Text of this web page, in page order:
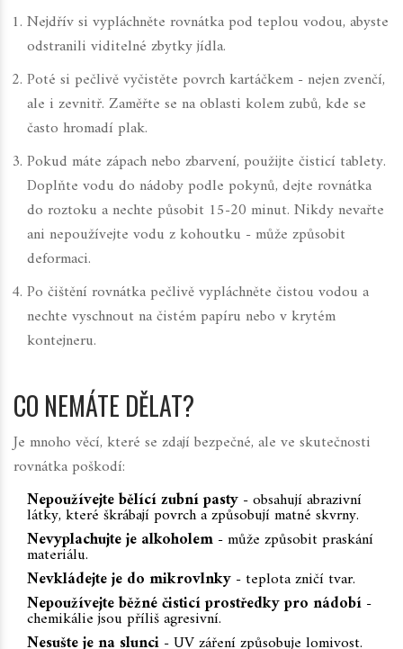
Nejdřív si vypláchněte rovnátka pod teplou vodou, abyste
odstranili viditelné zbytky jídla.
Poté si pečlivě vyčistěte povrch kartáčkem - nejen zvenčí,
ale i zevnitř. Zaměřte se na oblasti kolem zubů, kde se
často hromadí plak.
Pokud máte zápach nebo zbarvení, použijte čisticí tablety.
Doplňte vodu do nádoby podle pokynů, dejte rovnátka
do roztoku a nechte působit 15-20 minut. Nikdy nevařte
ani nepoužívejte vodu z kohoutku - může způsobit
deformaci.
Po čištění rovnátka pečlivě vypláchněte čistou vodou a
nechte vyschnout na čistém papíru nebo v krytém
kontejneru.
CO NEMÁTE DĚLAT?
Je mnoho věcí, které se zdají bezpečné, ale ve skutečnosti
rovnátka poškodí:
Nepoužívejte bělící zubní pasty - obsahují abrazivní
látky, které škrábají povrch a způsobují matné skvrny.
Nevyplachujte je alkoholem - může způsobit praskání
materiálu.
Nevkládejte je do mikrovlnky - teplota zničí tvar.
Nepoužívejte běžné čisticí prostředky pro nádobí -
chemikálie jsou příliš agresivní.